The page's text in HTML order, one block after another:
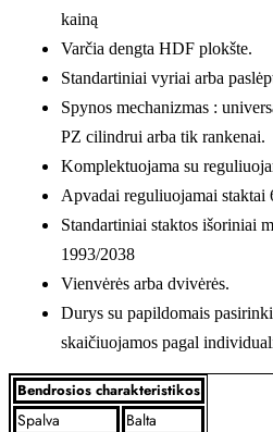
kainą
Varčia dengta HDF plokšte.
Standartiniai vyriai arba
Spynos mechanizmas :
PZ cilindrui arba tik rankenai.
Komplektuojama su
Apvadai reguliuojamai staktai
Standartiniai staktos išoriniai
1993/2038
Vienvėrės arba dvivėrės.
Durys su papildomais
skaičiuojamos pagal
Bendrosios charakteristikos
Spalva Balta